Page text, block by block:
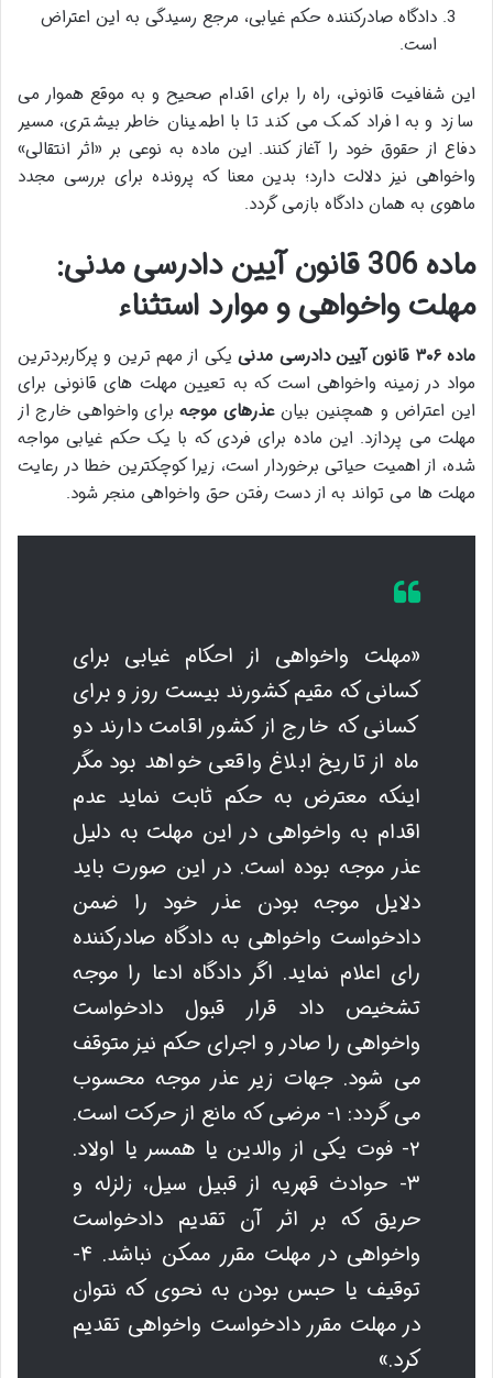
دادگاه صادرکننده حکم غیابی، مرجع رسیدگی به این اعتراض
است.
این شفافیت قانونی، راه را برای اقدام صحیح و به موقع هموار می
سازد و به افراد کمک می کند تا با اطمینان خاطر بیشتری، مسیر
دفاع از حقوق خود را آغاز کنند. این ماده به نوعی بر «اثر انتقالی»
واخواهی نیز دلالت دارد؛ بدین معنا که پرونده برای بررسی مجدد
ماهوی به همان دادگاه بازمی گردد.
ماده 306 قانون آیین دادرسی مدنی:
مهلت واخواهی و موارد استثناء
ماده ۳۰۶ قانون آیین دادرسی مدنی
یکی از مهم ترین و پرکاربردترین
مواد در زمینه واخواهی است که به تعیین مهلت های قانونی برای
این اعتراض و همچنین بیانعذرهای موجه برای واخواهی خارج از
مهلت می پردازد. این ماده برای فردی که با یک حکم غیابی مواجه
شده، از اهمیت حیاتی برخوردار است، زیرا کوچکترین خطا در رعایت
مهلت ها می تواند به از دست رفتن حق واخواهی منجر شود.
«مهلت واخواهی از احکام غیابی برای
کسانی که مقیم کشورند بیست روز و برای
کسانی که خارج از کشور اقامت دارند دو
ماه از تاریخ ابلاغ واقعی خواهد بود مگر
اینکه معترض به حکم ثابت نماید عدم
اقدام به واخواهی در این مهلت به دلیل
عذر موجه بوده است. در این صورت باید
دلایل موجه بودن عذر خود را ضمن
دادخواست واخواهی به دادگاه صادرکننده
رای اعلام نماید. اگر دادگاه ادعا را موجه
تشخیص داد قرار قبول دادخواست
واخواهی را صادر و اجرای حکم نیز متوقف
می شود. جهات زیر عذر موجه محسوب
می گردد: ۱- مرضی که مانع از حرکت است.
۲- فوت یکی از والدین یا همسر یا اولاد.
۳- حوادث قهریه از قبیل سیل، زلزله و
حریق که بر اثر آن تقدیم دادخواست
واخواهی در مهلت مقرر ممکن نباشد. ۴-
توقیف یا حبس بودن به نحوی که نتوان
در مهلت مقرر دادخواست واخواهی تقدیم
کرد.»